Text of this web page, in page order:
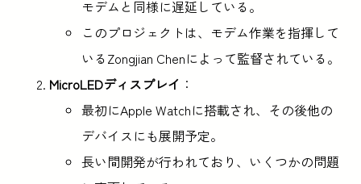
モデムと同様に遅延している。
このプロジェクトは、モデム作業を指揮して
いるZongjian Chenによって監督されている。
MicroLEDディスプレイ ：
最初にApple Watchに搭載され、その後他の
デバイスにも展開予定。
長い間開発が行われており、いくつかの問題